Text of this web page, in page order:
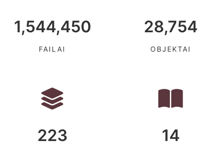
1,544,450
FAILAI
28,754
OBJEKTAI
223 14